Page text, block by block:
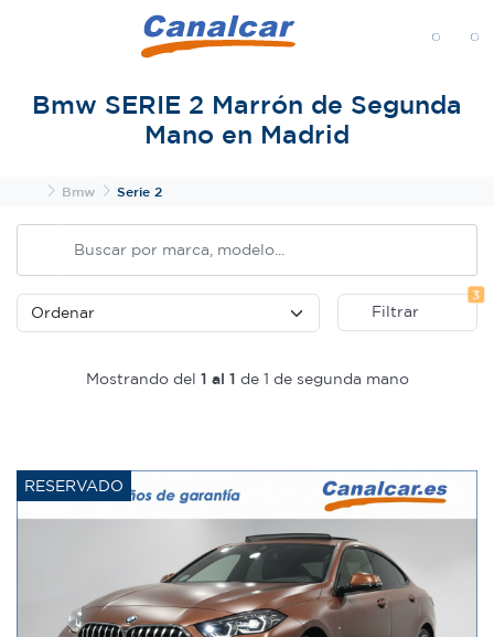
Bmw SERIE 2 Marrón de Segunda
Mano en Madrid
InicioBmw Serie 2
Filtrar
3
Mostrando del 1 al 1 de 1 de segunda mano